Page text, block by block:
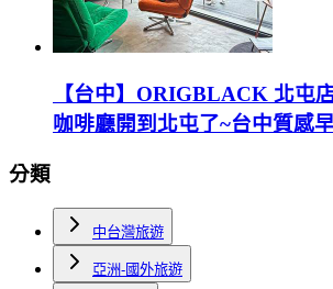
【台中】ORIGBLACK 北屯
咖啡廳開到北屯了~台中質感
分類
中台灣旅遊
亞洲-國外旅遊